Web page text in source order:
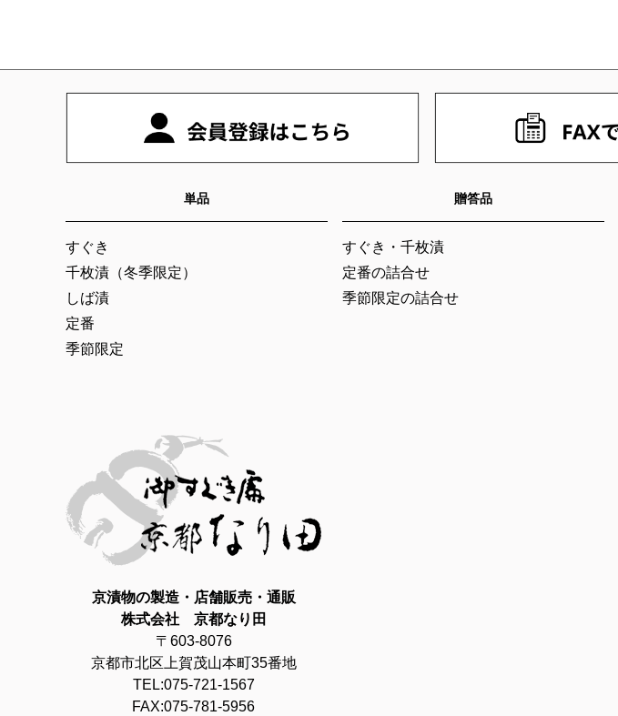
単品
すぐき
千枚漬（冬季限定）
しば漬
定番
季節限定
贈答品
すぐき・千枚漬
定番の詰合せ
季節限定の詰合せ
京漬物の製造・店舗販売・通販
株式会社 京都なり田
〒603-8076
京都市北区上賀茂山本町35番地
TEL:075-721-1567
FAX:075-781-5956